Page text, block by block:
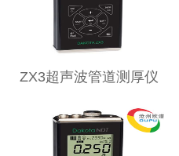
ZX3超声波管道测厚仪